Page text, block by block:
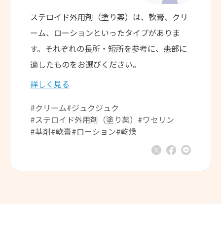
ステロイド外用剤（塗り薬）は、軟膏、クリ
ーム、ローションといったタイプがありま
す。それぞれの長所・短所を参考に、患部に
適したものをお選びください。
詳しく見る
#クリーム#ジュクジュク
#ステロイド外用剤（塗り薬） #ワセリン
#基剤#軟膏#ローション#乾燥